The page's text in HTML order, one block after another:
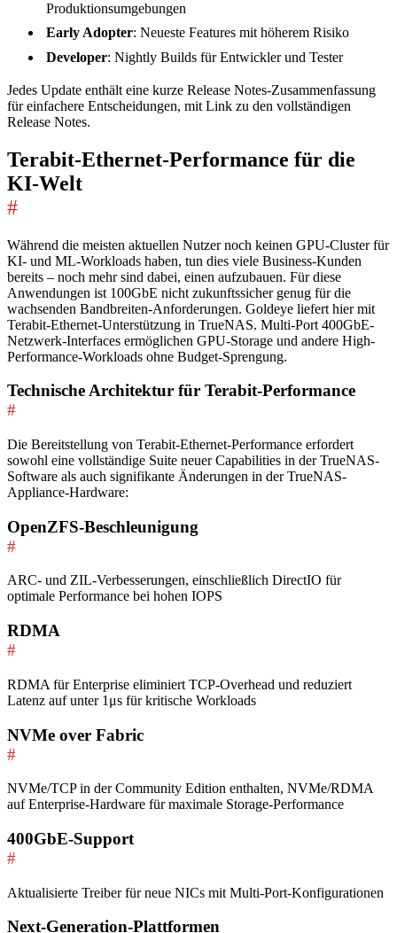
Produktionsumgebungen
Early Adopter: Neueste Features mit höherem Risiko
Developer: Nightly Builds für Entwickler und Tester
Jedes Update enthält eine kurze Release Notes-Zusammenfassung
für einfachere Entscheidungen, mit Link zu den vollständigen
Release Notes.
Terabit-Ethernet-Performance für die
KI-Welt
#
Während die meisten aktuellen Nutzer noch keinen GPU-Cluster für
KI- und ML-Workloads haben, tun dies viele Business-Kunden
bereits – noch mehr sind dabei, einen aufzubauen. Für diese
Anwendungen ist 100GbE nicht zukunftssicher genug für die
wachsenden Bandbreiten-Anforderungen. Goldeye liefert hier mit
Terabit-Ethernet-Unterstützung in TrueNAS. Multi-Port 400GbE-
Netzwerk-Interfaces ermöglichen GPU-Storage und andere High-
Performance-Workloads ohne Budget-Sprengung.
Technische Architektur für Terabit-Performance
#
Die Bereitstellung von Terabit-Ethernet-Performance erfordert
sowohl eine vollständige Suite neuer Capabilities in der TrueNAS-
Software als auch signifikante Änderungen in der TrueNAS-
Appliance-Hardware:
OpenZFS-Beschleunigung
#
ARC- und ZIL-Verbesserungen, einschließlich DirectIO für
optimale Performance bei hohen IOPS
RDMA
#
RDMA für Enterprise eliminiert TCP-Overhead und reduziert
Latenz auf unter 1μs für kritische Workloads
NVMe over Fabric
#
NVMe/TCP in der Community Edition enthalten, NVMe/RDMA
auf Enterprise-Hardware für maximale Storage-Performance
400GbE-Support
#
Aktualisierte Treiber für neue NICs mit Multi-Port-Konfigurationen
Next-Generation-Plattformen